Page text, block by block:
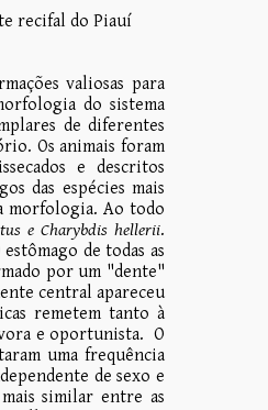
recifal do Piauí
valiosas para
do sistema
de diferentes
Os animais foram
e descritos
das espécies mais
morfologia. Ao todo
e Charybdis hellerii.
de todas as
por um "dente"
central apareceu
remetem tanto à
e oportunista. O
uma frequência
de sexo e
similar entre as